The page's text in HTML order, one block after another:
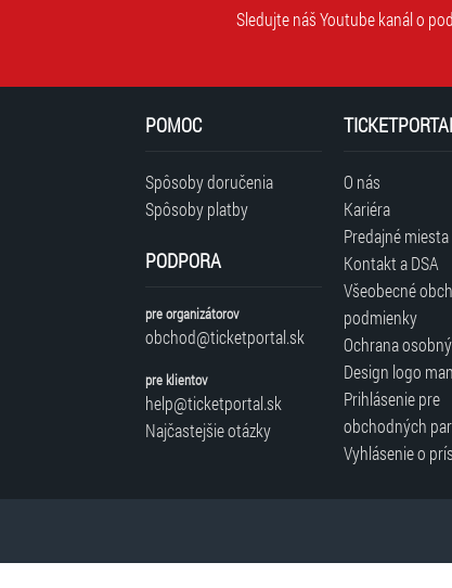
Sledujte náš Youtube kanál o
POMOC
Spôsoby doručenia
Spôsoby platby
PODPORA
pre organizátorov
obchod@ticketportal.sk
pre klientov
help@ticketportal.sk
Najčastejšie otázky
O nás
Kariéra
Predajné miesta
Kontakt a DSA
Všeobecné
podmienky
Ochrana
Design logo
Prihlásenie pre
obchodných
Vyhlásenie o